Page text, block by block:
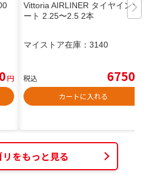
円
Vittoria AIRLINER タイヤインサ
ート 2.25〜2.5 2本
マイストア在庫： 3140
税込 6750
カートに入れる
をもっと見る